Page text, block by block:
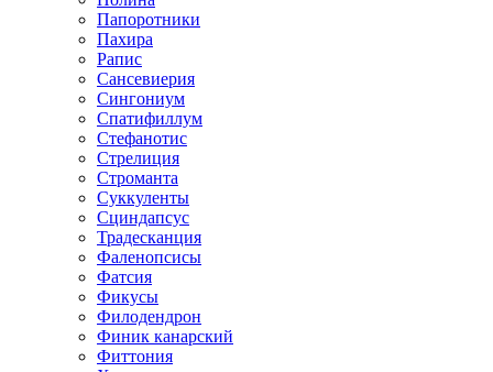
Папоротники
Пахира
Рапис
Сансевиерия
Сингониум
Спатифиллум
Стефанотис
Стрелиция
Строманта
Суккуленты
Сциндапсус
Традесканция
Фаленопсисы
Фатсия
Фикусы
Филодендрон
Финик канарский
Фиттония